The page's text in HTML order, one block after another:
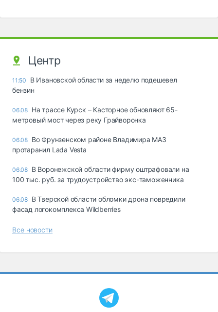
Центр
11:50
В Ивановской области за неделю подешевел
бензин
06.08 На трассе Курск – Касторное обновляют 65-
метровый мост через реку Грайворонка
06.08 Во Фрунзенском районе Владимира МАЗ
протаранил Lada Vesta
06.08 В Воронежской области фирму оштрафовали на
100 тыс. руб. за трудоустройство экс-таможенника
06.08 В Тверской области обломки дрона повредили
фасад логокомплекса Wildberries
Все новости